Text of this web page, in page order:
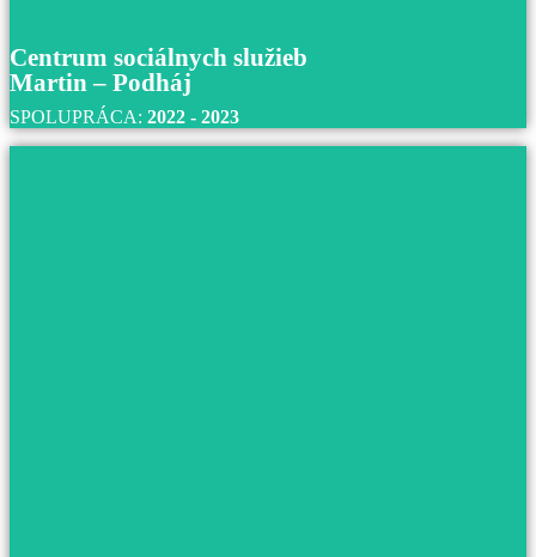
Centrum sociálnych služieb
Martin – Podháj
SPOLUPRÁCA: 2022 - 2023